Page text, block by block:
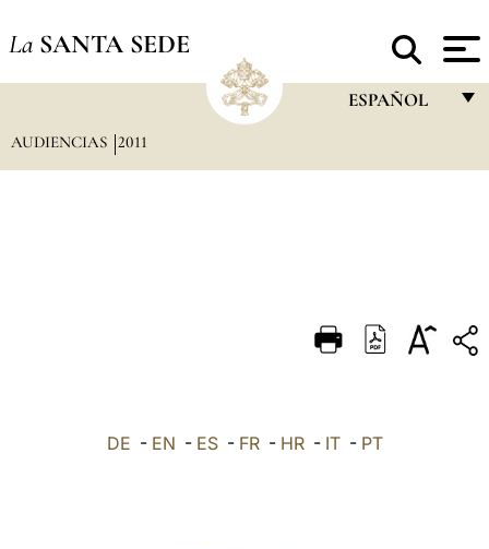
La SANTA SEDE
ESPAÑOL
DEUTSCH
العربيّة
AUDIENCIAS 2011
DE - EN - ES- FR- HR- IT- PT